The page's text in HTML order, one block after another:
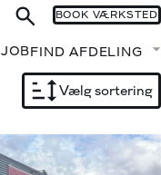
Fold undermenu ud
JOB FIND AFDELING
BOOK VÆRKSTED
Vælg sortering